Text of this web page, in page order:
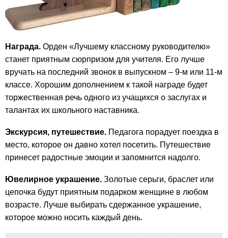
Награда. Орден «Лучшему классному руководителю»
станет приятным сюрпризом для учителя. Его лучше
вручать на последний звонок в выпускном – 9-м или 11-м
классе. Хорошим дополнением к такой награде будет
торжественная речь одного из учащихся о заслугах и
талантах их школьного наставника.
Экскурсия, путешествие. Педагога порадует поездка в
место, которое он давно хотел посетить. Путешествие
принесет радостные эмоции и запомнится надолго.
Ювелирное украшение. Золотые серьги, браслет или
цепочка будут приятным подарком женщине в любом
возрасте. Лучше выбирать сдержанное украшение,
которое можно носить каждый день.